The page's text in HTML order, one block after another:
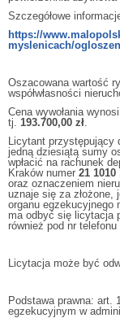
Szczegółowe
https://
myslenicach/
Oszacowana wartość
współwłasności
Cena wywołania
tj. 193.700,00 zł
Licytant
jedną dziesiątą sumy
wpłacić na rachunek
Kraków numer 21 1010
oraz oznaczeniem
uznaje się za złożone,
organu egzekucyjnego
ma odbyć się licytacja
również pod nr telefonu
Licytacja może być
Podstawa prawna: art.
egzekucyjnym w